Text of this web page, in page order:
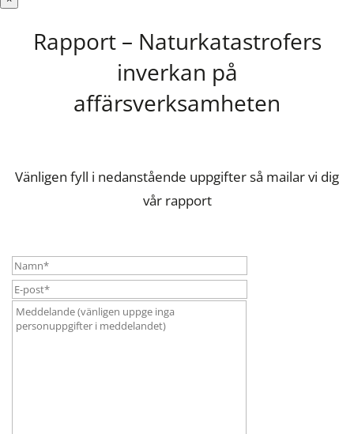
Rapport – Naturkatastrofers
inverkan på
affärsverksamheten
Vänligen fyll i nedanstående uppgifter så mailar vi dig
vår rapport